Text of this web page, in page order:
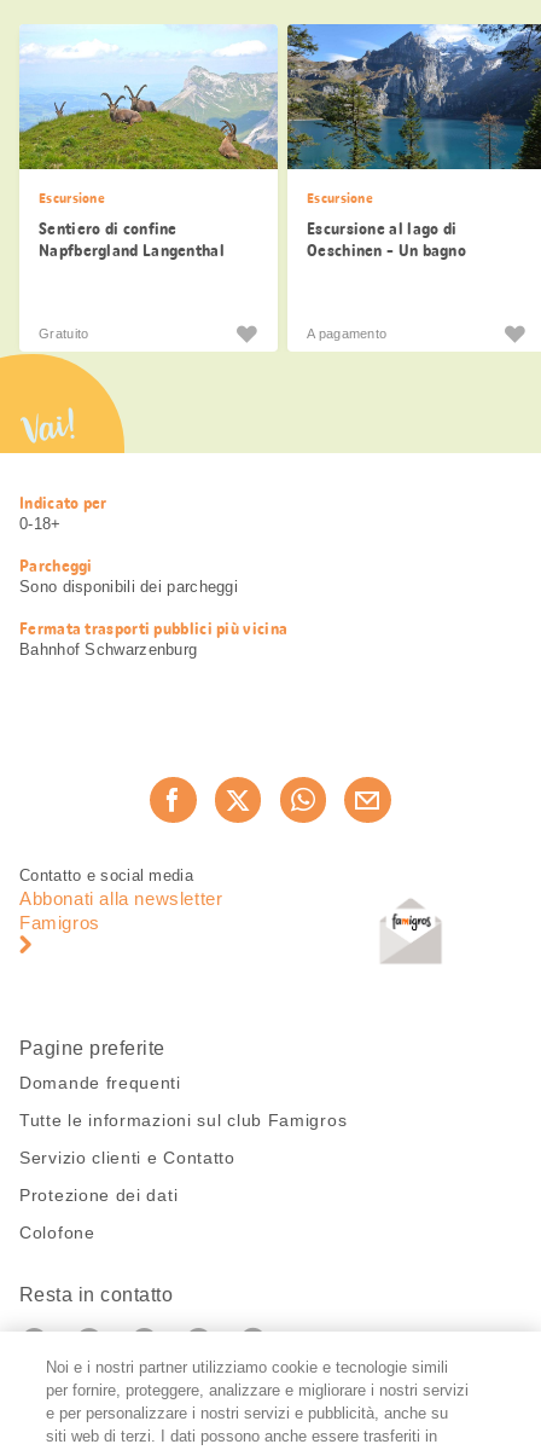
Escursione
Sentiero di confine
Napfbergland Langenthal
Gratuito
Escursione
Escursione al lago di
Oeschinen - Un bagno
A pagamento
Vai!
Informazioni
utili
Indicato per
0-18+
Parcheggi
Sono disponibili dei parcheggi
Fermata trasporti pubblici più vicina
Bahnhof Schwarzenburg
Consiglia ora
Piè
pagina
Navigazione
pagina
Contatto e social media
Abbonati alla newsletter
Famigros
Pagine preferite
Domande frequenti
Tutte le informazioni sul club Famigros
Servizio clienti e Contatto
Protezione dei dati
Colofone
Resta in contatto
https://twitter.com/migros?
https://www.youtube.com/user/
PinterestInstagram
Impostazioni cookie
Noi e i nostri partner utilizziamo cookie e tecnologie simili
per fornire, proteggere, analizzare e migliorare i nostri servizi
e per personalizzare i nostri servizi e pubblicità, anche su
siti web di terzi. I dati possono anche essere trasferiti in